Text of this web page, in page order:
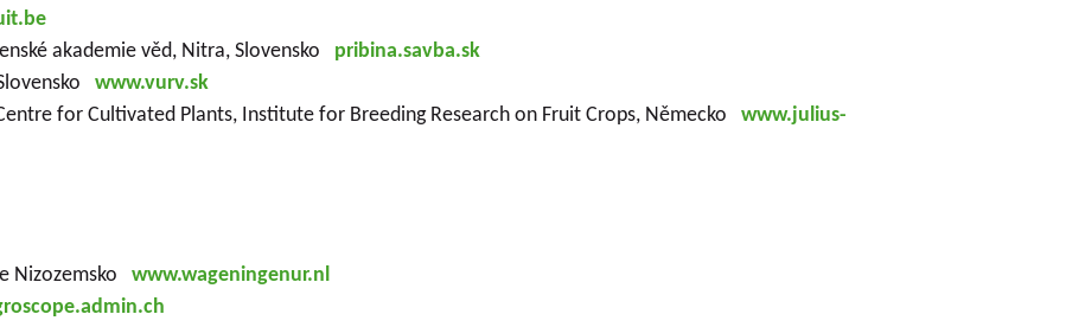
akademie věd, Nitra, Slovensko pribina.savba.sk
www.vurv.sk
for Cultivated Plants, Institute for Breeding Research on Fruit Crops, Německo www.julius-
Nizozemsko www.wageningenur.nl